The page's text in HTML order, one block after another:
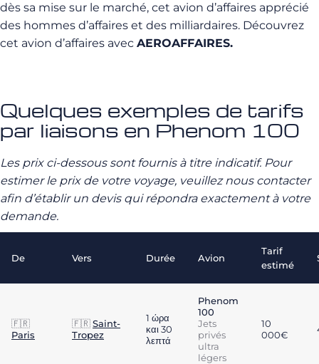
dès sa mise sur le marché, cet avion d’affaires apprécié
des hommes d’affaires et des milliardaires. Découvrez
cet avion d’affaires avec AEROAFFAIRES.
Quelques exemples de tarifs
par liaisons en Phenom 100
Les prix ci-dessous sont fournis à titre indicatif. Pour
estimer le prix de votre voyage, veuillez nous contacter
afin d’établir un devis qui répondra exactement à votre
demande.
De Vers Durée Avion
Tarif
estimé
🇫🇷
Paris
🇫🇷Saint-
Tropez
1 ώρα
και 30
λεπτά
Phenom
100
Jets
privés
ultra
légers
10
000€